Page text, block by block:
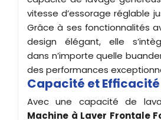
vitesse d’essorage réglable
Grâce à ses fonctionnalités
design élégant, elle
dans n’importe quelle
des performances
Capacité et
Avec une capacité de
Machine à Laver Frontale